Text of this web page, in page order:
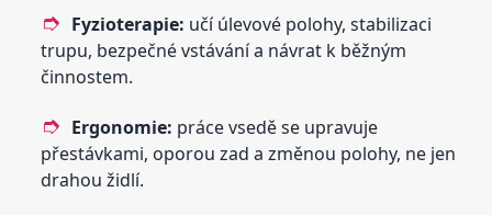
Fyzioterapie: učí úlevové polohy, stabilizaci
trupu, bezpečné vstávání a návrat k běžným
činnostem.
Ergonomie: práce vsedě se upravuje
přestávkami, oporou zad a změnou polohy, ne jen
drahou židlí.